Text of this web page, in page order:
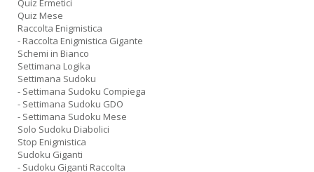
Quiz Ermetici
Quiz Mese
Raccolta Enigmistica
- Raccolta Enigmistica Gigante
Schemi in Bianco
Settimana Logika
Settimana Sudoku
- Settimana Sudoku Compiega
- Settimana Sudoku GDO
- Settimana Sudoku Mese
Solo Sudoku Diabolici
Stop Enigmistica
Sudoku Giganti
- Sudoku Giganti Raccolta